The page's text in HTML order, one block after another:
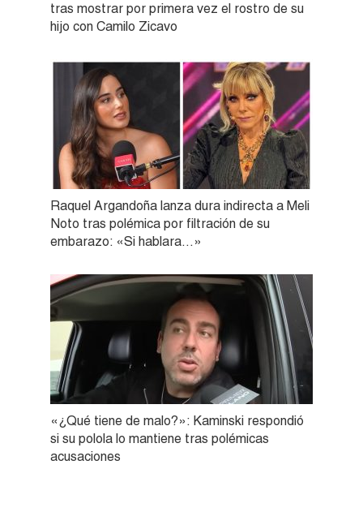
tras mostrar por primera vez el rostro de su
hijo con Camilo Zicavo
Raquel Argandoña lanza dura indirecta a Meli
Noto tras polémica por filtración de su
embarazo: «Si hablara…»
«¿Qué tiene de malo?»: Kaminski respondió
si su polola lo mantiene tras polémicas
acusaciones